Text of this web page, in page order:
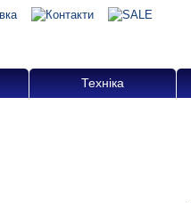
Техніка